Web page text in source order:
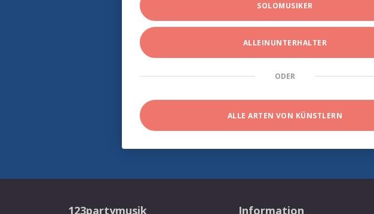
SOLOMUSIKER
ALLEINUNTERHALTER
ODER
ALLE ARTEN VON KÜNSTLERN
123partymusik Information